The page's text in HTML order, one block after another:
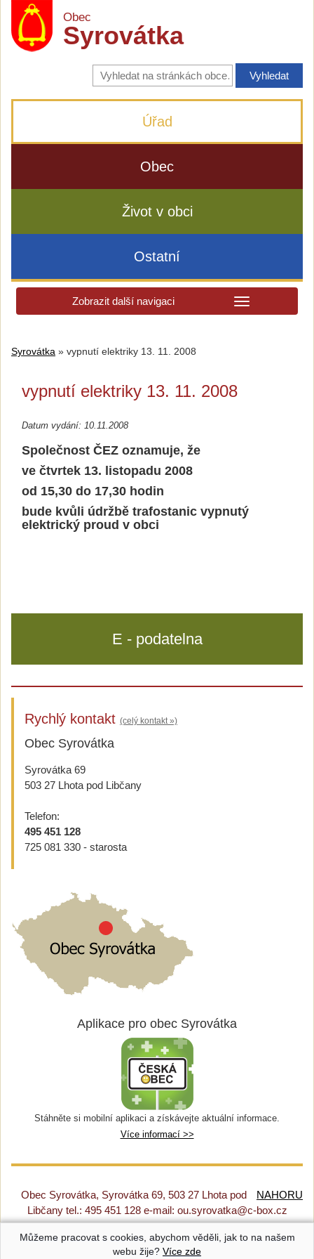
Obec
Syrovátka
Vyhledávání
na
stránkách
Úřad
Obec
Život v obci
Ostatní
Zobrazit další navigaci
Syrovátka » vypnutí elektriky 13. 11. 2008
vypnutí elektriky 13. 11. 2008
Datum vydání: 10.11.2008
Společnost ČEZ oznamuje, že
ve čtvrtek 13. listopadu 2008
od 15,30 do 17,30 hodin
bude kvůli údržbě trafostanic vypnutý
elektrický proud v obci
E - podatelna
Rychlý kontakt (celý kontakt »)
Obec Syrovátka
Syrovátka 69
503 27 Lhota pod Libčany
Telefon:
495 451 128
725 081 330 - starosta
Aplikace pro obec Syrovátka
Stáhněte si mobilní aplikaci a získávejte aktuální informace.
Více informací >>
NAHORU
Obec Syrovátka, Syrovátka 69, 503 27 Lhota pod
Libčany tel.: 495 451 128 e-mail: ou.syrovatka@c-box.cz
Prohlášení o přístupnosti|Původní web|Nastavení cookies
Můžeme pracovat s cookies, abychom věděli, jak to na našem
webu žije? Více zde